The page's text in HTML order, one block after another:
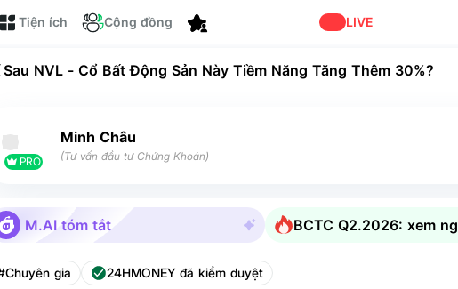
Tiện ích Cộng đồng LIVE
Sau NVL - Cổ Bất Động Sản Này Tiềm Năng Tăng Thêm 30%?
PRO
Minh Châu
(Tư vấn đầu tư Chứng Khoán)
M.AI tóm tắt BCTC Q2.2026: xem
gia 24HMONEY đã kiểm duyệt